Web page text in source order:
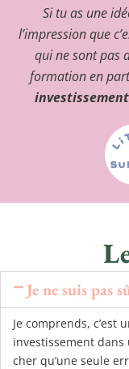
Si tu as une
l’impression que
qui ne sont pas
formation en
Je ne suis pas
Je comprends, c’est
investissement
cher qu’une seule